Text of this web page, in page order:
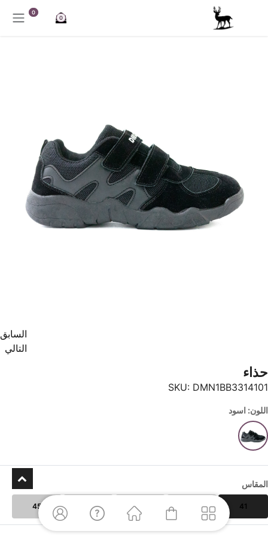
تخطي للذهاب إلى المحتوى
0
0
السابق
التالي
حذاء
SKU: DMN1BB3314101
اللون: اسود
المقاس
41
43
44
45